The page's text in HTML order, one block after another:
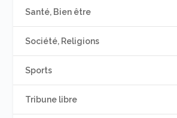
Santé, Bien être
Société, Religions
Sports
Tribune libre